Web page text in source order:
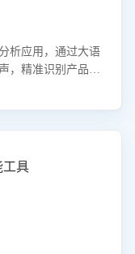
析应用，通过大语
，精准识别产品质
代，从根本上降低
工具